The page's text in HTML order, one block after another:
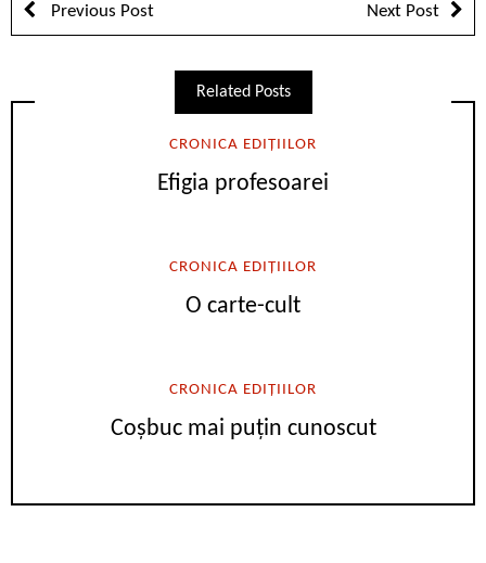
Previous Post Next Post
Related Posts
CRONICA EDIȚIILOR
Efigia profesoarei
CRONICA EDIȚIILOR
O carte-cult
CRONICA EDIȚIILOR
Coșbuc mai puțin cunoscut